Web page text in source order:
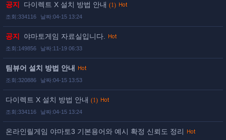
공지 다이렉트 X 설치 방법 안내 (1)
조회:334116 날짜:04-15 13:24
공지 야마토게임 자료실입니다.
조회:149856 날짜:11-19 06:33
팀뷰어 설치 방법 안내
조회:320886 날짜:04-15 13:53
다이렉트 X 설치 방법 안내 (1)
조회:334116 날짜:04-15 13:24
온라인릴게임 야마토3 기본용어와 예시 확정 신뢰도 정리